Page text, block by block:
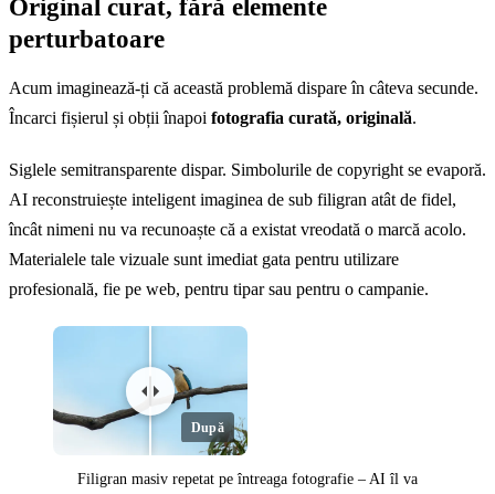
Original curat, fără elemente
perturbatoare
Acum imaginează-ți că această problemă dispare în câteva secunde.
Încarci fișierul și obții înapoi fotografia curată, originală.
Siglele semitransparente dispar. Simbolurile de copyright se evaporă.
AI reconstruiește inteligent imaginea de sub filigran atât de fidel,
încât nimeni nu va recunoaște că a existat vreodată o marcă acolo.
Materialele tale vizuale sunt imediat gata pentru utilizare
profesională, fie pe web, pentru tipar sau pentru o campanie.
După
Filigran masiv repetat pe întreaga fotografie – AI îl va